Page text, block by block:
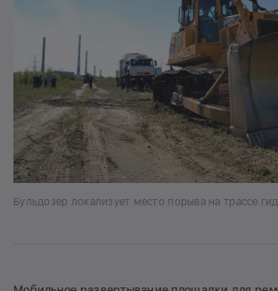
Бульдозер локализует место порыва на трассе